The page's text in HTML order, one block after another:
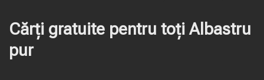
Cărți gratuite pentru toți Albastru
pur